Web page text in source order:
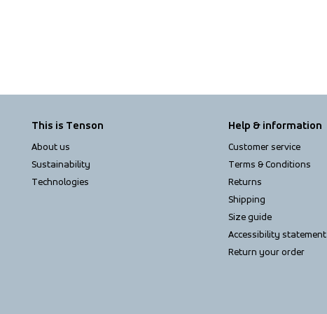
This is Tenson
About us
Sustainability
Technologies
Help & information
Customer service
Terms & Conditions
Returns
Shipping
Size guide
Accessibility statement
Return your order